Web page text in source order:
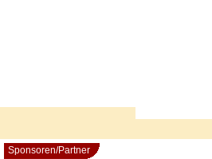
Sponsoren/Partner